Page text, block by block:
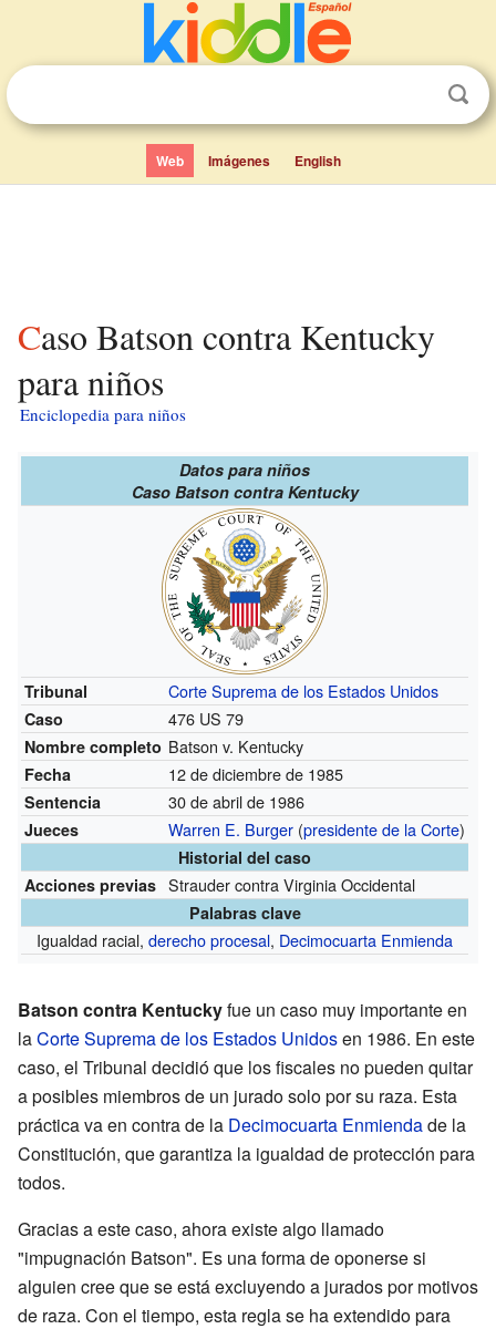
Web Imágenes English
Caso Batson contra Kentucky
para niños
Enciclopedia para niños
Datos para niños
Caso Batson contra Kentucky
Tribunal Corte Suprema de los Estados Unidos
Caso 476 US 79
Nombre completo Batson v. Kentucky
Fecha 12 de diciembre de 1985
Sentencia 30 de abril de 1986
Jueces Warren E. Burger (presidente de la Corte)
Historial del caso
Acciones previas Strauder contra Virginia Occidental
Palabras clave
Igualdad racial,derecho procesal, Decimocuarta Enmienda
Batson contra Kentuckyfue un caso muy importante en
laCorte Suprema de los Estados Unidosen 1986. En este
caso, el Tribunal decidió que los fiscales no pueden quitar
a posibles miembros de un jurado solo por su raza. Esta
práctica va en contra de la Decimocuarta Enmiendade la
Constitución, que garantiza la igualdad de protección para
todos.
Gracias a este caso, ahora existe algo llamado
"impugnación Batson". Es una forma de oponerse si
alguien cree que se está excluyendo a jurados por motivos
de raza. Con el tiempo, esta regla se ha extendido para